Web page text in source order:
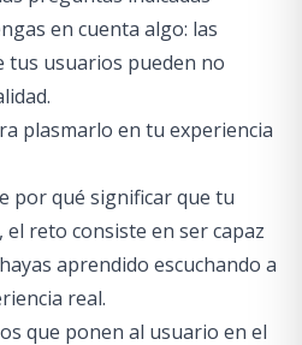
en cuenta algo: las
tus usuarios pueden no
plasmarlo en tu experiencia
por qué significar que tu
el reto consiste en ser capaz
aprendido escuchando a
real.
que ponen al usuario en el